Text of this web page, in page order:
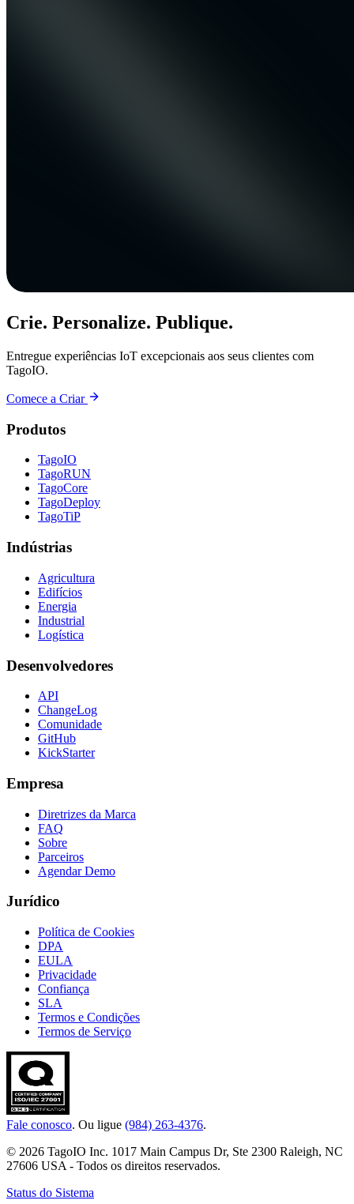
Crie. Personalize. Publique.
Entregue experiências IoT excepcionais aos seus clientes com
TagoIO.
Comece a Criar
Produtos
TagoIO
TagoRUN
TagoCore
TagoDeploy
TagoTiP
Indústrias
Agricultura
Edifícios
Energia
Industrial
Logística
Desenvolvedores
API
ChangeLog
Comunidade
GitHub
KickStarter
Empresa
Diretrizes da Marca
FAQ
Sobre
Parceiros
Agendar Demo
Jurídico
Política de Cookies
DPA
EULA
Privacidade
Confiança
SLA
Termos e Condições
Termos de Serviço
Fale conosco. Ou ligue (984) 263-4376.
© 2026 TagoIO Inc. 1017 Main Campus Dr, Ste 2300 Raleigh, NC
27606 USA - Todos os direitos reservados.
Status do Sistema